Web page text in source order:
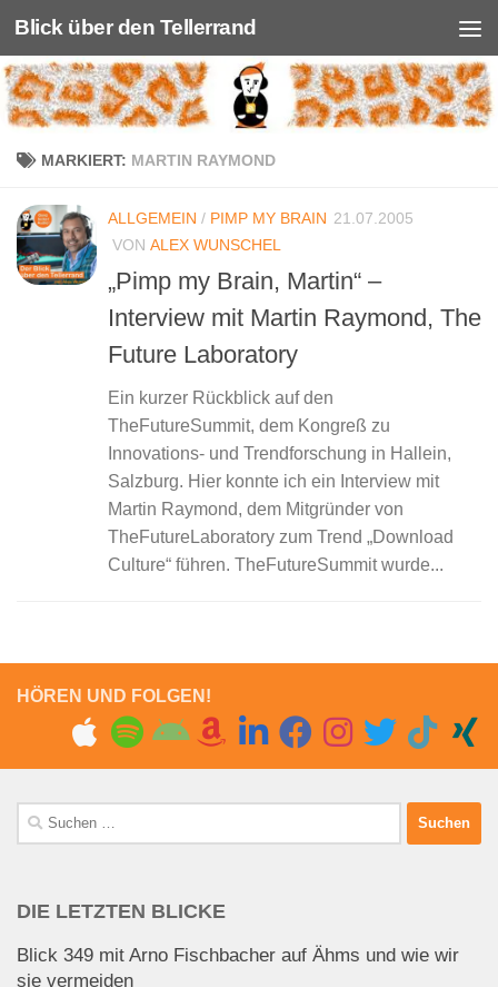
Unter dem Inhalt
Blick über den Tellerrand
MARKIERT: MARTIN RAYMOND
ALLGEMEIN / PIMP MY BRAIN 21.07.2005
VON ALEX WUNSCHEL
„Pimp my Brain, Martin“ –
Interview mit Martin Raymond, The
Future Laboratory
Ein kurzer Rückblick auf den
TheFutureSummit, dem Kongreß zu
Innovations- und Trendforschung in Hallein,
Salzburg. Hier konnte ich ein Interview mit
Martin Raymond, dem Mitgründer von
TheFutureLaboratory zum Trend „Download
Culture“ führen. TheFutureSummit wurde...
HÖREN UND FOLGEN!
Suchen
nach:
DIE LETZTEN BLICKE
Blick 349 mit Arno Fischbacher auf Ähms und wie wir
sie vermeiden